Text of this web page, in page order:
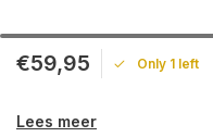
€59,95 Only 1 left
Lees meer